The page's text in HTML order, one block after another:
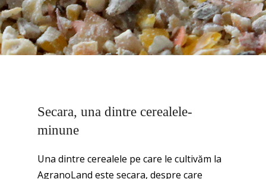
Secara, una dintre cerealele-
minune
Una dintre cerealele pe care le cultivăm la
AgranoLand este secara, despre care